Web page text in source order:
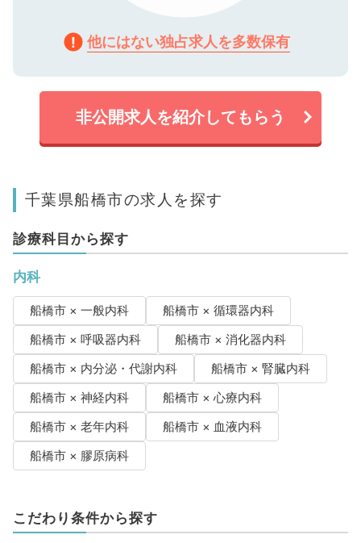
他にはない独占求人を多数保有
非公開求人を紹介してもらう
千葉県船橋市の求人を探す
診療科目から探す
内科
船橋市 × 一般内科
船橋市 × 循環器内科
船橋市 × 呼吸器内科
船橋市 × 消化器内科
船橋市 × 内分泌・代謝内科
船橋市 × 腎臓内科
船橋市 × 神経内科
船橋市 × 心療内科
船橋市 × 老年内科
船橋市 × 血液内科
船橋市 × 膠原病科
こだわり条件から探す